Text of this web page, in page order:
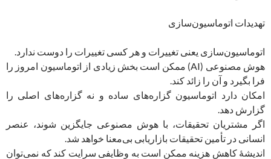
تهدیدات اتوماسیون‌سازی
اتوماسیون‌سازی یعنی تغییرات و هر کسی تغییرات را دوست ندارد.
هوش مصنوعی (AI) ممکن است بخش زیادی از اتوماسیون امروز را
فرا بگیرد و آن را زائد کند.
امکان دارد اتوماسیون گزاره‌های ساده و نه گزاره‌های اصلی را
گزارش دهد.
اگر مشتریان تحقیقات، با هوش مصنوعی جایگزین شوند، عنصر
انسانی در تأمین تحقیقات بازاریابی بی‌معنا خواهد شد.
اندیشۀ کاهش هزینه ممکن است به وظایفی سرایت کند که نمی‌توان